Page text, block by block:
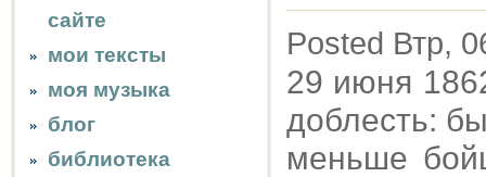
сайте
мои тексты
моя музыка
блог
библиотека
Posted Втр,
29 июня
доблесть:
меньше